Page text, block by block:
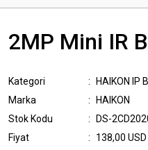
2MP Mini IR
Kategori
HAIKON IP
Marka
HAIKON
Stok Kodu
DS-
Fiyat
138,00 USD